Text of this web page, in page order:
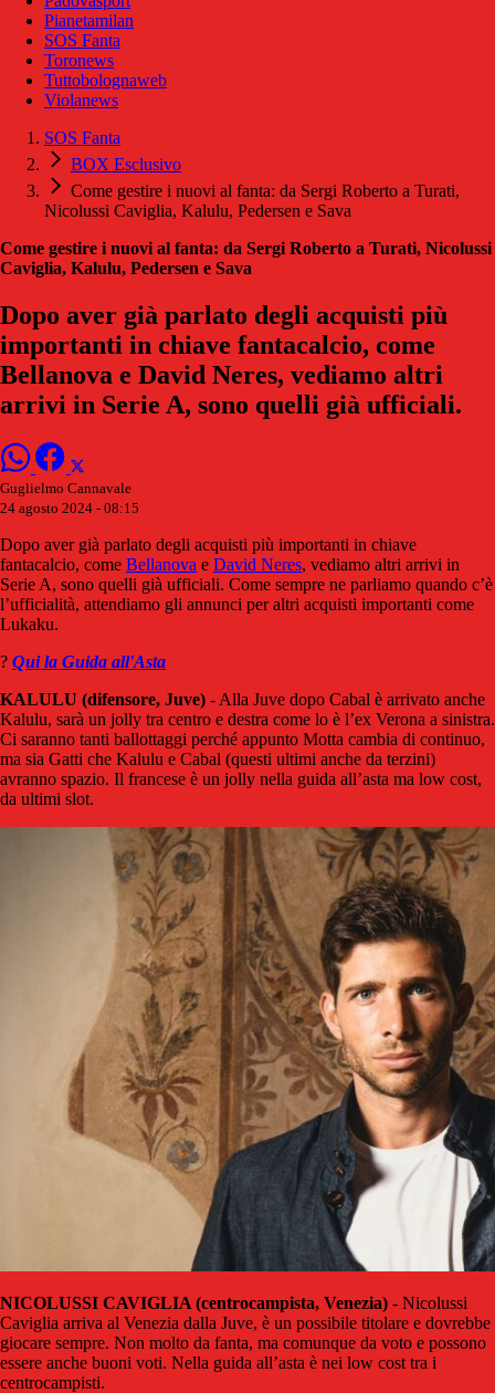
Pianetamilan
SOS Fanta
Toronews
Tuttobolognaweb
Violanews
SOS Fanta
BOX Esclusivo
Come gestire i nuovi al fanta: da Sergi Roberto a Turati,
Nicolussi Caviglia, Kalulu, Pedersen e Sava
Come gestire i nuovi al fanta: da Sergi Roberto a Turati, Nicolussi
Caviglia, Kalulu, Pedersen e Sava
Dopo aver già parlato degli acquisti più
importanti in chiave fantacalcio, come
Bellanova e David Neres, vediamo altri
arrivi in Serie A, sono quelli già ufficiali.
Guglielmo Cannavale
24 agosto 2024 - 08:15
Dopo aver già parlato degli acquisti più importanti in chiave
fantacalcio, come Bellanova e David Neres, vediamo altri arrivi in
Serie A, sono quelli già ufficiali. Come sempre ne parliamo quando c’è
l’ufficialità, attendiamo gli annunci per altri acquisti importanti come
Lukaku.
? Qui la Guida all'Asta
KALULU (difensore, Juve) - Alla Juve dopo Cabal è arrivato anche
Kalulu, sarà un jolly tra centro e destra come lo è l’ex Verona a sinistra.
Ci saranno tanti ballottaggi perché appunto Motta cambia di continuo,
ma sia Gatti che Kalulu e Cabal (questi ultimi anche da terzini)
avranno spazio. Il francese è un jolly nella guida all’asta ma low cost,
da ultimi slot.
NICOLUSSI CAVIGLIA (centrocampista, Venezia) - Nicolussi
Caviglia arriva al Venezia dalla Juve, è un possibile titolare e dovrebbe
giocare sempre. Non molto da fanta, ma comunque da voto e possono
essere anche buoni voti. Nella guida all’asta è nei low cost tra i
centrocampisti.